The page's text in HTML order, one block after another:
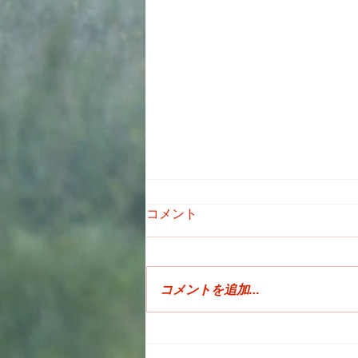
SUZUKI カタナ
コメント
コメントを追加…